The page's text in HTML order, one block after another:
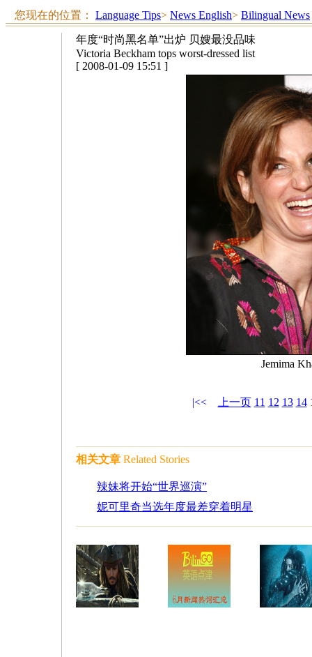
您现在的位置： Language Tips> News English> Bilingual News
年度“时尚黑名单”出炉 贝嫂最没品味
Victoria Beckham tops worst-dressed list
[ 2008-01-09 15:51 ]
Jemima
|<< 上一页 11 12 13 14
相关文章 Related Stories
辣妹将开始“世界巡演”
妮可里奇当选年度最差穿着明星